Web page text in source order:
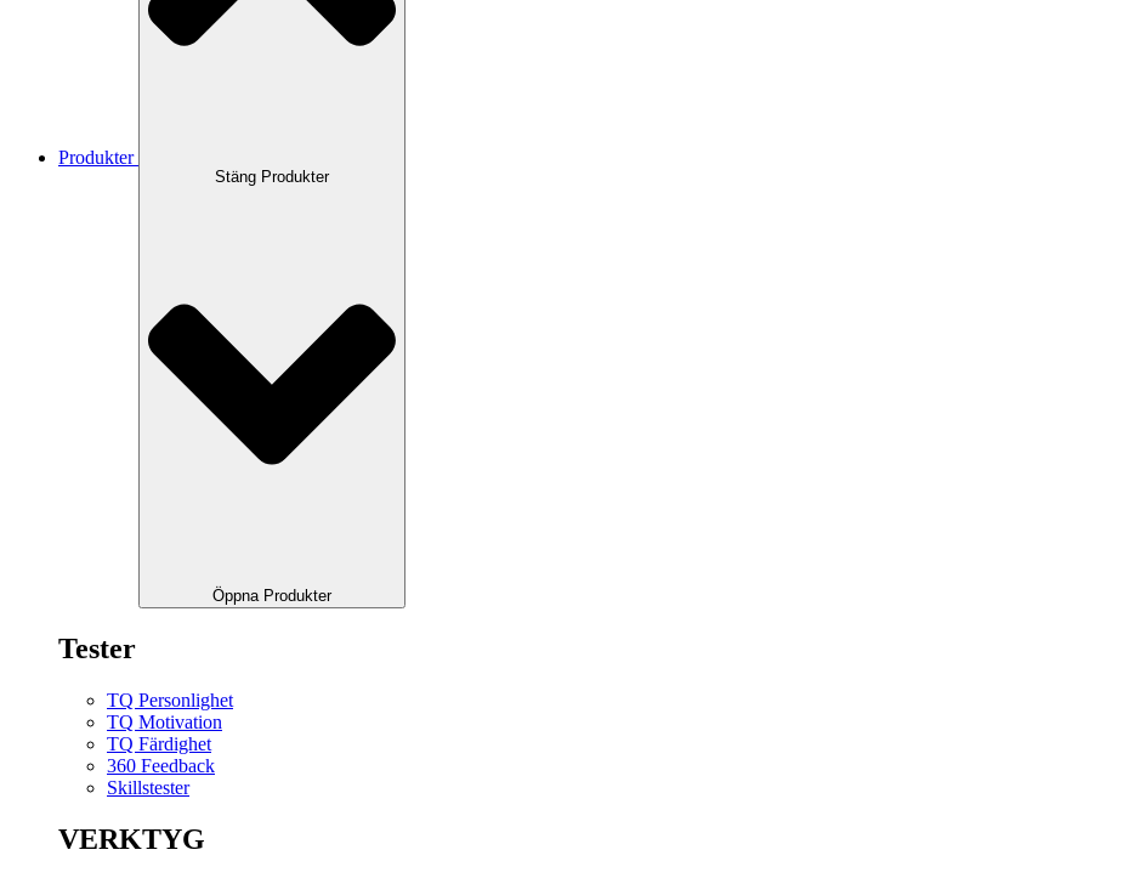
Produkter
Stäng Produkter
Öppna Produkter
Tester
TQ Personlighet
TQ Motivation
TQ Färdighet
360 Feedback
Skillstester
VERKTYG